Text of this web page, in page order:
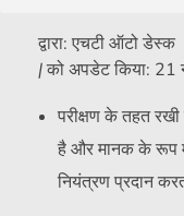
द्वारा: एचटी ऑटो डेस्क
|को अपडेट किया: 21
परीक्षण के तहत
है और मानक के रूप
नियंत्रण प्रदान